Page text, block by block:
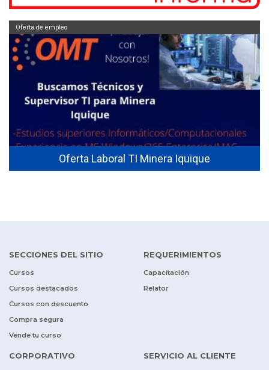
Oferta Laboral TI Minera Iquique
Oferta de empleo
SECCIONES DEL SITIO
Cursos
Cursos destacados
Cursos con descuento
Compra segura
Vende tu curso
REQUERIMIENTOS
Capacitación
Relator
CORPORATIVO SERVICIO AL CLIENTE